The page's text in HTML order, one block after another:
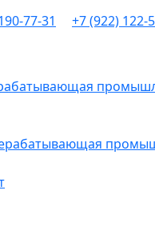
77-31 +7 (922) 122-